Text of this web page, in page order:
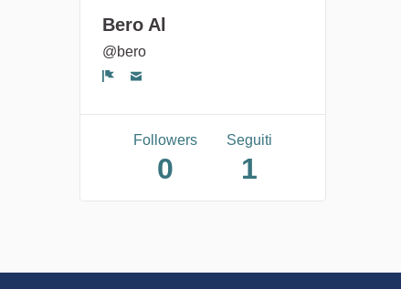
Bero Al
@bero
Followers
0
Seguiti
1